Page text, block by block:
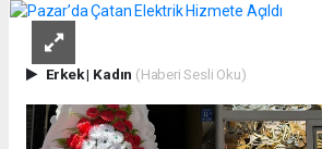
Erkek| Kadın (Haberi Sesli Oku)